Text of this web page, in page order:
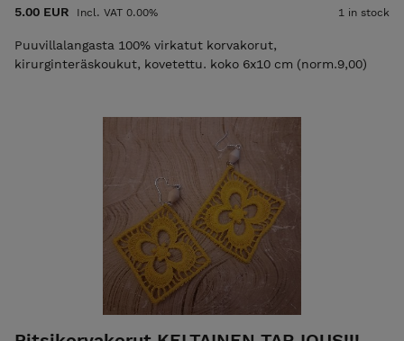
5.00 EUR Incl. VAT 0.00% 1 in stock
Puuvillalangasta 100% virkatut korvakorut,
kirurginteräskoukut, kovetettu. koko 6x10 cm (norm.9,00)